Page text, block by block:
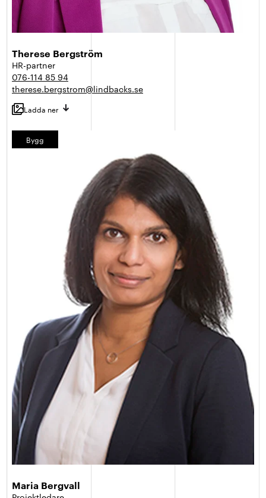
Therese Bergström
HR-partner
076-114 85 94
therese.bergstrom@lindbacks.se
Ladda ner
Bygg
Maria Bergvall